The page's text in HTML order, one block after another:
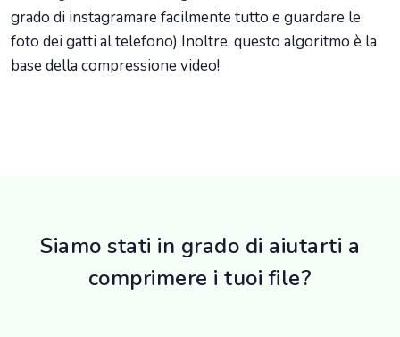
grado di instagramare facilmente tutto e guardare le
foto dei gatti al telefono) Inoltre, questo algoritmo è la
base della compressione video!
Siamo stati in grado di aiutarti a
comprimere i tuoi file?